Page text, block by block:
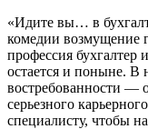
«Идите вы… в
комедии возмущение
профессия бухгалтер
остается и поныне. В
востребованности —
серьезного
специалисту, чтобы